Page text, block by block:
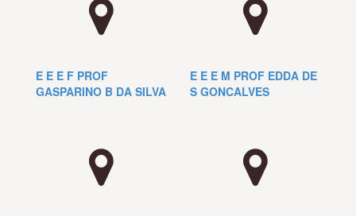
E E E F PROF
GASPARINO B DA SILVA
E E E M PROF EDDA DE
S GONCALVES